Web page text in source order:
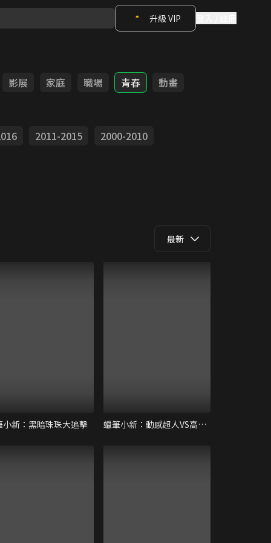
升級 VIP
影展 家庭 職場 青春
動畫
2011-2015
2000-2010
最新
小新：黑暗珠珠大追擊 蠟筆小新：動感超人VS高衩魔王